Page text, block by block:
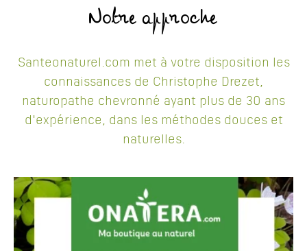
Notre approche
Santeonaturel.com met à votre disposition les
connaissances de Christophe Drezet,
naturopathe chevronné ayant plus de 30 ans
d'expérience, dans les méthodes douces et
naturelles.